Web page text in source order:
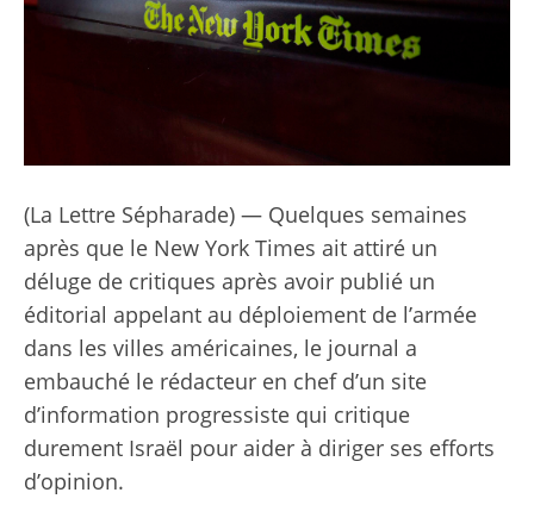
(La Lettre Sépharade) — Quelques semaines
après que le New York Times ait attiré un
déluge de critiques après avoir publié un
éditorial appelant au déploiement de l’armée
dans les villes américaines, le journal a
embauché le rédacteur en chef d’un site
d’information progressiste qui critique
durement Israël pour aider à diriger ses efforts
d’opinion.